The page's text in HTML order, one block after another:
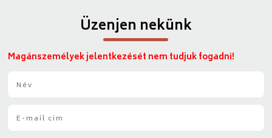
Üzenjen nekünk
Magánszemélyek jelentkezését nem tudjuk fogadni!